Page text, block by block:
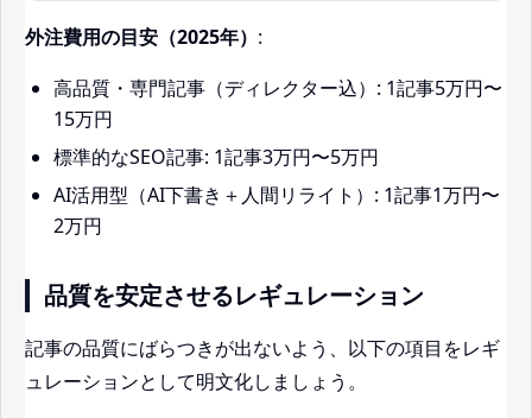
外注費用の目安（2025年） :
高品質・専門記事（ディレクター込）: 1記事5万円〜
15万円
標準的なSEO記事: 1記事3万円〜5万円
AI活用型（AI下書き＋人間リライト）: 1記事1万円〜
2万円
品質を安定させるレギュレーション
記事の品質にばらつきが出ないよう、以下の項目をレギ
ュレーションとして明文化しましょう。